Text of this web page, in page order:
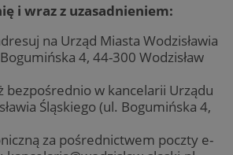
i wraz z uzasadnieniem:
na Urząd Miasta Wodzisławia
4, 44-300 Wodzisław
bezpośrednio w kancelarii Urządu
Śląskiego (ul. Bogumińska 4,
za pośrednictwem poczty e-